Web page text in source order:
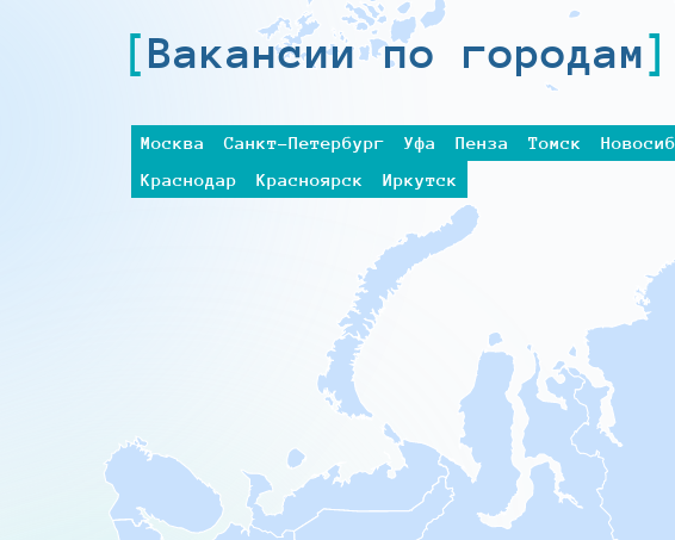
Вакансии по городам
Москва Санкт-Петербург Уфа Пенза Томск
Краснодар
Красноярск Иркутск